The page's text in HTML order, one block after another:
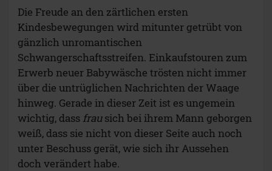
Die Freude an den zärtlichen ersten
Kindesbewegungen wird mitunter getrübt von
gänzlich unromantischen
Schwangerschaftsstreifen. Einkaufstouren zum
Erwerb neuer Babywäsche trösten nicht immer
über die untrüglichen Nachrichten der Waage
hinweg. Gerade in dieser Zeit ist es ungemein
wichtig, dass frausich bei ihrem Mann geborgen
weiß, dass sie nicht von dieser Seite auch noch
unter Beschuss gerät, wie sich ihr Aussehen
doch verändert habe.